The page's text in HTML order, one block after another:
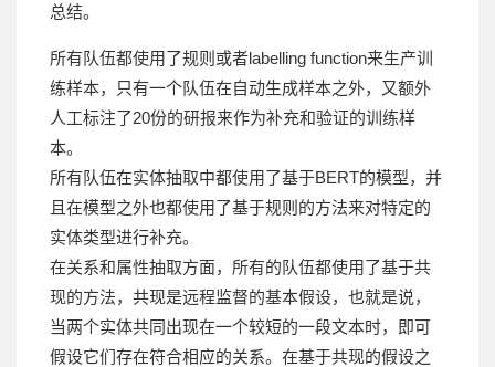
总结。
所有队伍都使用了规则或者labelling function来生产训
练样本，只有一个队伍在自动生成样本之外，又额外
人工标注了20份的研报来作为补充和验证的训练样
本。
所有队伍在实体抽取中都使用了基于BERT的模型，并
且在模型之外也都使用了基于规则的方法来对特定的
实体类型进行补充。
在关系和属性抽取方面，所有的队伍都使用了基于共
现的方法，共现是远程监督的基本假设，也就是说，
当两个实体共同出现在一个较短的一段文本时，即可
假设它们存在符合相应的关系。在基于共现的假设之